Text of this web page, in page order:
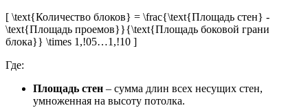
[ \text{Количество блоков} = \frac{\text{Площадь стен} -
\text{Площадь проемов}}{\text{Площадь боковой грани
блока}} \times 1,!05…1,!10 ]
Где:
Площадь стен – сумма длин всех несущих стен,
умноженная на высоту потолка.